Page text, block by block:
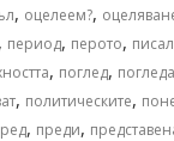
, оцелеем?,
, период, перото,
, поглед, погледа
, политическите,
, преди,